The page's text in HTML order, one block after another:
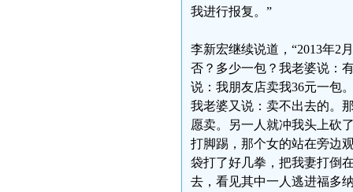
我进行报复。”
李新宏继续说道，“2013年2
否？多少一包？我老婆说：
说：我朋友店卖我36元一包
我老婆又说：卖不出去的。
愿卖。另一人就冲我头上砍
打脚踢，那个女的站在旁边
袋打了好几拳，把我妻打倒
去，看见其中一人逃进福多